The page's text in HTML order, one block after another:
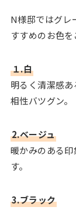
N様邸ではグレ
すすめのお色を
１.白
明るく清潔感
相性バツグン。
2.ベージュ
暖かみのある
す。
3.ブラック